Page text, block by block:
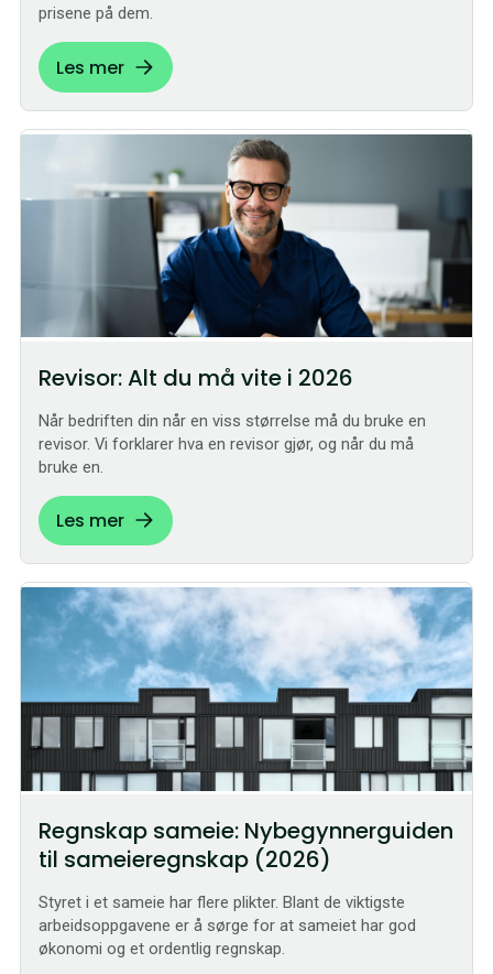
prisene på dem.
Les mer
Revisor: Alt du må vite i 2026
Når bedriften din når en viss størrelse må du bruke en
revisor. Vi forklarer hva en revisor gjør, og når du må
bruke en.
Les mer
Regnskap sameie: Nybegynnerguiden
til sameieregnskap (2026)
Styret i et sameie har flere plikter. Blant de viktigste
arbeidsoppgavene er å sørge for at sameiet har god
økonomi og et ordentlig regnskap.